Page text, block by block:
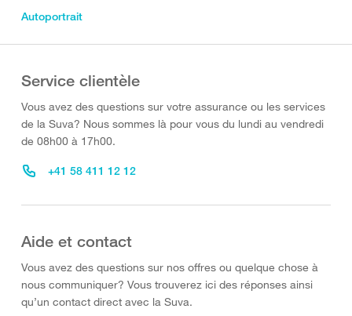
Autoportrait
Service clientèle
Vous avez des questions sur votre assurance ou les services
de la Suva? Nous sommes là pour vous du lundi au vendredi
de 08h00 à 17h00.
+41 58 411 12 12
Aide et contact
Vous avez des questions sur nos offres ou quelque chose à
nous communiquer? Vous trouverez ici des réponses ainsi
qu’un contact direct avec la Suva.